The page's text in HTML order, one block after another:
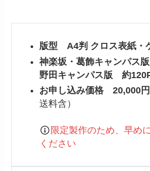
版型 A4判 クロス表紙・
神楽坂・葛飾キャンパス
野田キャンパス版 約
お申し込み価格
20,000円
送料含）
限定製作のため、早め
ください